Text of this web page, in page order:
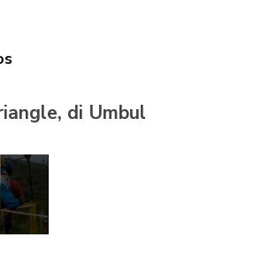
di Umbul